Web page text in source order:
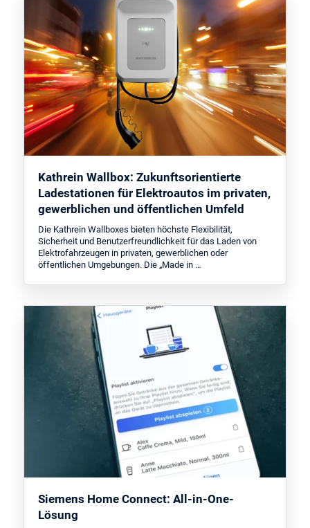
Kathrein Wallbox: Zukunftsorientierte
Ladestationen für Elektroautos im privaten,
gewerblichen und öffentlichen Umfeld
Die Kathrein Wallboxes bieten höchste Flexibilität,
Sicherheit und Benutzerfreundlichkeit für das Laden von
Elektrofahrzeugen in privaten, gewerblichen oder
öffentlichen Umgebungen. Die „Made in …
Siemens Home Connect: All-in-One-
Lösung